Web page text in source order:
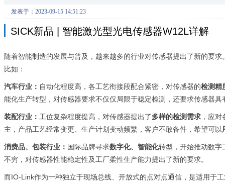
发表于：2023-09-15 14:51:23
SICK新品 | 智能激光型光电传感器W12L详解
随着智能制造的发展与普及，越来越多的行业对传感器提出了新的要
比如：
汽车行业： 自动化程度高，各工艺衔接段配合紧密，对传感器的检测精
能化生产转型，对传感器要求不仅仅局限于稳定检测，还要求传感器
装配行业： 工位复杂程度提高，对传感器提出了多样的检测需求 ，应
主，产品工艺经常变更、生产计划变动频繁，客户不敢备件，希望可以
消费品、包装行业： 国际品牌寻求数字化、智能化转型，开始推动数字
不穷，对传感器性能稳定性及工厂柔性生产能力提出了新的要求。
而IO-Link作为一种独立于现场总线、开放式的点对点通信，是适用于